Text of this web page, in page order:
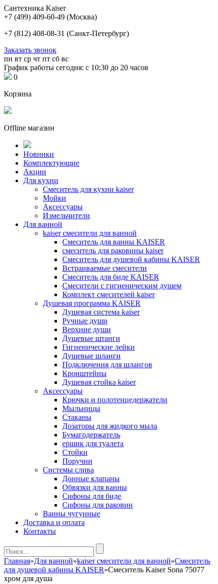
Сантехника Kaiser
+7 (499) 409-60-49 (Москва)
+7 (812) 408-08-31 (Санкт-Петербург)
Заказать звонок
пн вт ср чт пт сб вс
График работы сегодня: с 10:30 до 20 часов
0
Корзина
Offline магазин
Новинки
Комплектующие
Акции
Для кухни
Cмеситель для кухни kaiser
Мойки
Аксессуары
Измельчители
Для ванной
kaiser смесители для ванной
Смеситель для ванны KAISER
смеситель для раковины kaiser
Смеситель для душевой кабины KAISER
Встраиваемые смесители
Смеситель для биде KAISER
Смесители с гигиеническим душем
Комплект смесителей kaiser
Душевая программа KAISER
Душевая система kaiser
Ручные души
Верхние души
Душевые штанги
Гигиенические лейки
Душевые шланги
Подключения для шлангов
Кронштейны
Душевая стойка kaiser
Аксессуары
Крючки и полотенцедержатели
Мыльницы
Стаканы
Дозаторы для жидкого мыла
Бумагодержатель
ершик для туалета
Стойки
Поручни
Системы слива
Донные клапаны
Обвязки для ванны
Сифоны для биде
Сифоны для раковин
Ванны чугунные
Доставка и оплата
Контакты
Главная»Для ванной»kaiser смесители для ванной»Смеситель
для душевой кабины KAISER»Смеситель Kaiser Sona 75077
хром для душа